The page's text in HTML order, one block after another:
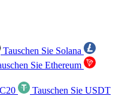
Tauschen Sie Solana
Sie Ethereum
Tauschen Sie USDT